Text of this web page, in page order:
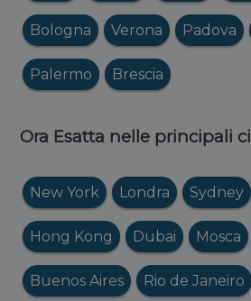
Bologna Verona Padova
Palermo Brescia
Ora Esatta nelle principali
New York Londra Sydney
Hong Kong Dubai Mosca
Buenos Aires Rio de Janeiro